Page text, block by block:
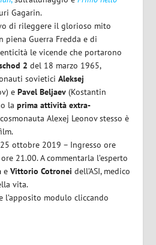
Gagarin.
di rileggere il glorioso mito
piena Guerra Fredda e di
le vicende che portarono
2 del 18 marzo 1965,
sovieticiAleksej
ePavel Beljaev (Kostantin
laprima attività extra-
Alexej Leonov stesso è
ottobre 2019 – Ingresso ore
21.00. A commentarla l’esperto
eVittorio Cotronei dell’ASI, medico
vita.
l’apposito modulo cliccando